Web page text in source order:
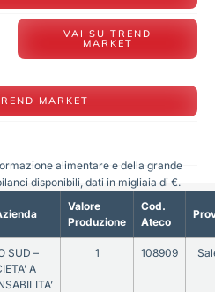
VAI SU TREND
MARKET
MARKET
Valore
Produzione
Cod.
Ateco
SUD –
A
1 108909
alimentare e della grande
disponibili, dati in migliaia di €.